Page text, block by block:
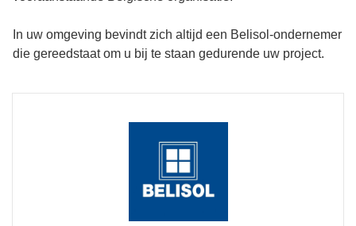
In uw omgeving bevindt zich altijd een Belisol-ondernemer
die gereedstaat om u bij te staan gedurende uw project.